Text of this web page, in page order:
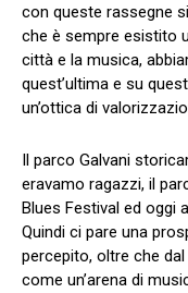
con queste rassegne
che è sempre esistito
città e la musica,
quest’ultima e su
un’ottica di
Il parco Galvani
eravamo ragazzi, il
Blues Festival ed oggi
Quindi ci pare una
percepito, oltre che
come un’arena di